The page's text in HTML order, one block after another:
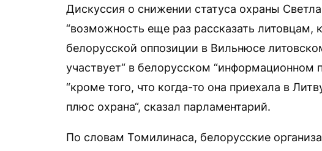
Дискуссия о снижении статуса охраны
“возможность еще раз рассказать литовцам,
белорусской оппозиции в Вильнюсе
участвует“ в белорусском “информационном
“кроме того, что когда-то она приехала в
плюс охрана“, сказал парламентарий.
По словам Томилинаса, белорусские